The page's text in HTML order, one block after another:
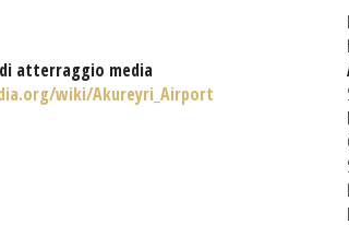
atterraggio media
wiki/Akureyri_Airport